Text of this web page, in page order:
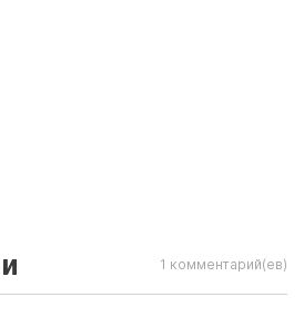
1 комментарий(ев)